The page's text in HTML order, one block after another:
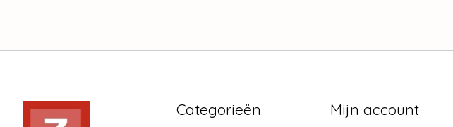
Categorieën Mijn account